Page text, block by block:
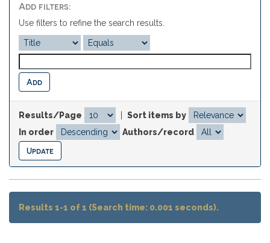
Add filters:
Use filters to refine the search results.
Results/Page
Sort items by
In order
Authors/record
Results 1-1 of 1 (Search time: 0.001 seconds).